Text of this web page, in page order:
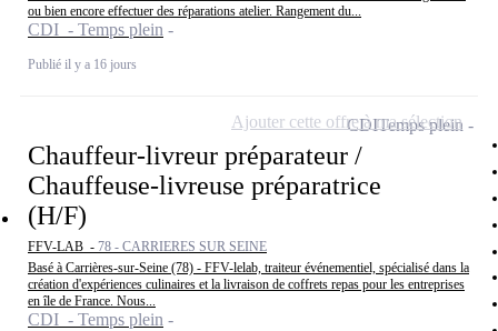
ou bien encore effectuer des réparations atelier. Rangement du...
CDI - Temps plein
Publié il y a 16 jours
Chauffeur-livreur préparateur /
Chauffeuse-livreuse préparatrice
(H/F)
FFV-LAB - 78 - CARRIERES SUR SEINE
Basé à Carrières-sur-Seine (78) - FFV-lelab, traiteur événementiel, spécialisé dans la
création d'expériences culinaires et la livraison de coffrets repas pour les entreprises
en île de France. Nous...
CDI - Temps plein
CDITemps plein
Ajouter cette offre à ma sélection